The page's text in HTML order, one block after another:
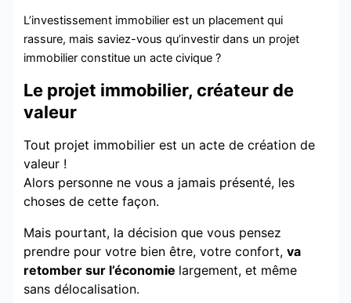
L’investissement immobilier est un placement qui
rassure, mais saviez-vous qu’investir dans un projet
immobilier constitue un acte civique ?
Le projet immobilier, créateur de
valeur
Tout projet immobilier est un acte de création de
valeur !
Alors personne ne vous a jamais présenté, les
choses de cette façon.
Mais pourtant, la décision que vous pensez
prendre pour votre bien être, votre confort,va
retomber sur l’économie largement, et même
sans délocalisation.